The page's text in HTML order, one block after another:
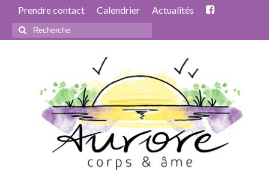
Prendre contact Calendrier Actualités
Rechercher
: